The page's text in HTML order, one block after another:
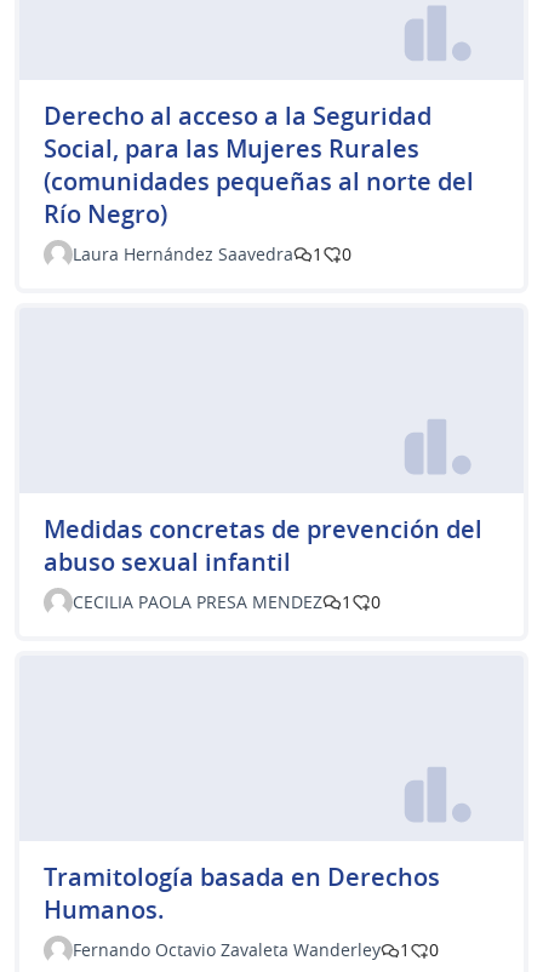
Derecho al acceso a la Seguridad
Social, para las Mujeres Rurales
(comunidades pequeñas al norte del
Río Negro)
Laura Hernández Saavedra 1 0
Medidas concretas de prevención del
abuso sexual infantil
CECILIA PAOLA PRESA MENDEZ 1 0
Tramitología basada en Derechos
Humanos.
Fernando Octavio Zavaleta Wanderley 1 0